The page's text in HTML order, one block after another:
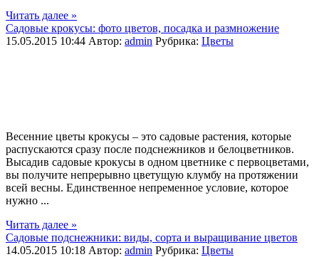
Читать далее »
Садовые крокусы: фото цветов, посадка и размножение
15.05.2015 10:44 Автор: admin Рубрика: Цветы
Весенние цветы крокусы – это садовые растения, которые
распускаются сразу после подснежников и белоцветников.
Высадив садовые крокусы в одном цветнике с первоцветами,
вы получите непрерывно цветущую клумбу на протяжении
всей весны. Единственное непременное условие, которое
нужно ...
Читать далее »
Садовые подснежники: виды, сорта и выращивание цветов
14.05.2015 10:18 Автор: admin Рубрика: Цветы